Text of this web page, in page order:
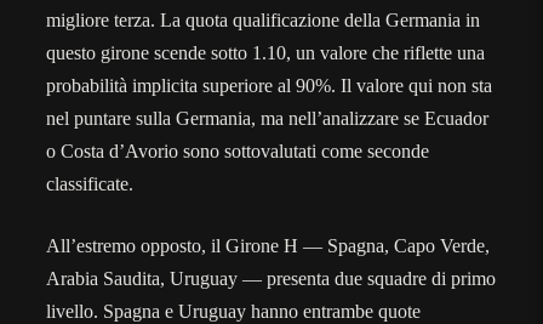
migliore terza. La quota qualificazione della Germania in
questo girone scende sotto 1.10, un valore che riflette una
probabilità implicita superiore al 90%. Il valore qui non sta
nel puntare sulla Germania, ma nell’analizzare se Ecuador
o Costa d’Avorio sono sottovalutati come seconde
classificate.
All’estremo opposto, il Girone H — Spagna, Capo Verde,
Arabia Saudita, Uruguay — presenta due squadre di primo
livello. Spagna e Uruguay hanno entrambe quote